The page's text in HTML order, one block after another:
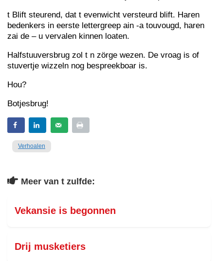
t Blift steurend, dat t evenwicht versteurd blift. Haren
bedenkers in eerste lettergreep ain -a touvougd, haren
zai de – u vervalen kinnen loaten.
Halfstuuversbrug zol t n zörge wezen. De vroag is of
stuvertje wizzeln nog bespreekboar is.
Hou?
Botjesbrug!
Verhoalen
Meer van t zulfde:
Vekansie is begonnen
Drij musketiers